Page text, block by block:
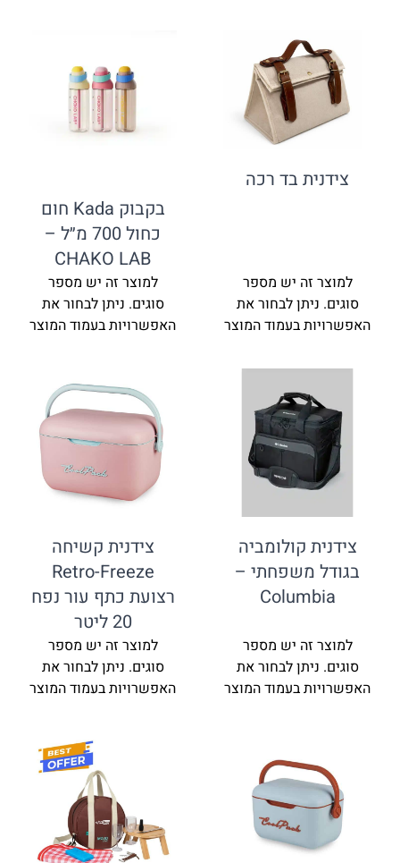
צידנית בד רכה
למוצר זה יש מספר
סוגים. ניתן לבחור את
האפשרויות בעמוד המוצר
בקבוק Kada חום
כחול 700 מ״ל –
CHAKO LAB
למוצר זה יש מספר
סוגים. ניתן לבחור את
האפשרויות בעמוד המוצר
צידנית קולומביה
בגודל משפחתי –
Columbia
למוצר זה יש מספר
סוגים. ניתן לבחור את
האפשרויות בעמוד המוצר
צידנית קשיחה
Retro-Freeze
רצועת כתף עור נפח
למוצר זה יש מספר
סוגים. ניתן לבחור את
האפשרויות בעמוד המוצר